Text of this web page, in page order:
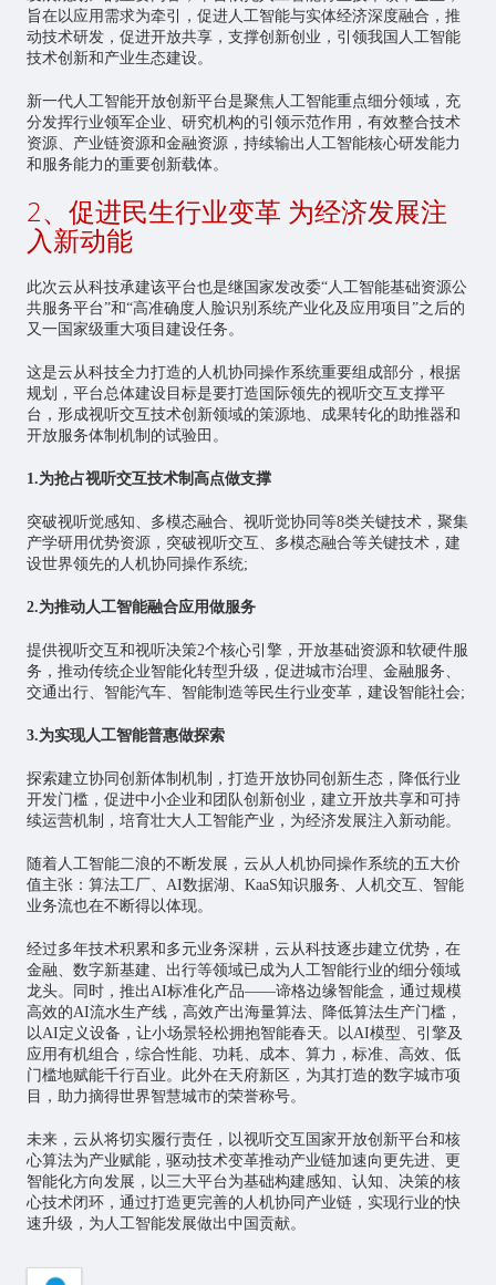
旨在以应用需求为牵引，促进人工智能与实体经济深度融合，推
动技术研发，促进开放共享，支撑创新创业，引领我国人工智能
技术创新和产业生态建设。
新一代人工智能开放创新平台是聚焦人工智能重点细分领域，充
分发挥行业领军企业、研究机构的引领示范作用，有效整合技术
资源、产业链资源和金融资源，持续输出人工智能核心研发能力
和服务能力的重要创新载体。
2、促进民生行业变革 为经济发展注
入新动能
此次云从科技承建该平台也是继国家发改委“人工智能基础资源公
共服务平台”和“高准确度人脸识别系统产业化及应用项目”之后的
又一国家级重大项目建设任务。
这是云从科技全力打造的人机协同操作系统重要组成部分，根据
规划，平台总体建设目标是要打造国际领先的视听交互支撑平
台，形成视听交互技术创新领域的策源地、成果转化的助推器和
开放服务体制机制的试验田。
1.为抢占视听交互技术制高点做支撑
突破视听觉感知、多模态融合、视听觉协同等8类关键技术，聚集
产学研用优势资源，突破视听交互、多模态融合等关键技术，建
设世界领先的人机协同操作系统;
2.为推动人工智能融合应用做服务
提供视听交互和视听决策2个核心引擎，开放基础资源和软硬件服
务，推动传统企业智能化转型升级，促进城市治理、金融服务、
交通出行、智能汽车、智能制造等民生行业变革，建设智能社会;
3.为实现人工智能普惠做探索
探索建立协同创新体制机制，打造开放协同创新生态，降低行业
开发门槛，促进中小企业和团队创新创业，建立开放共享和可持
续运营机制，培育壮大人工智能产业，为经济发展注入新动能。
随着人工智能二浪的不断发展，云从人机协同操作系统的五大价
值主张：算法工厂、AI数据湖、KaaS知识服务、人机交互、智能
业务流也在不断得以体现。
经过多年技术积累和多元业务深耕，云从科技逐步建立优势，在
金融、数字新基建、出行等领域已成为人工智能行业的细分领域
龙头。同时，推出AI标准化产品——谛格边缘智能盒，通过规模
高效的AI流水生产线，高效产出海量算法、降低算法生产门槛，
以AI定义设备，让小场景轻松拥抱智能春天。以AI模型、引擎及
应用有机组合，综合性能、功耗、成本、算力，标准、高效、低
门槛地赋能千行百业。此外在天府新区，为其打造的数字城市项
目，助力摘得世界智慧城市的荣誉称号。
未来，云从将切实履行责任，以视听交互国家开放创新平台和核
心算法为产业赋能，驱动技术变革推动产业链加速向更先进、更
智能化方向发展，以三大平台为基础构建感知、认知、决策的核
心技术闭环，通过打造更完善的人机协同产业链，实现行业的快
速升级，为人工智能发展做出中国贡献。